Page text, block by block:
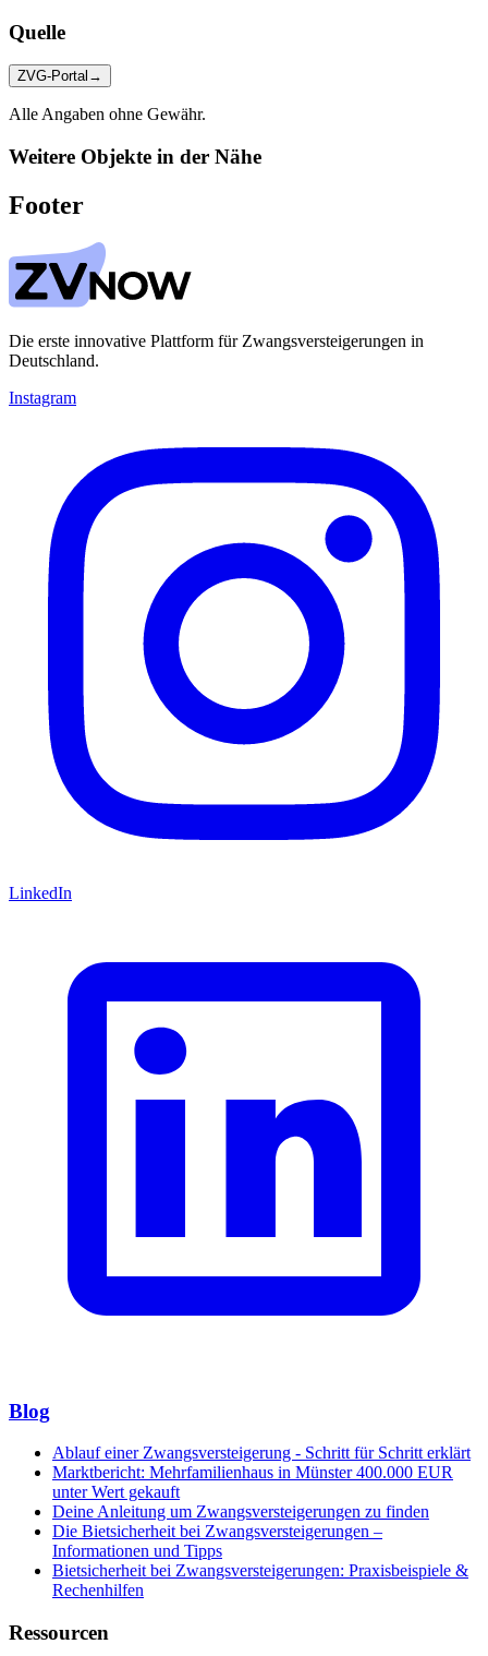
Quelle
ZVG-Portal →
Alle Angaben ohne Gewähr.
Weitere Objekte in der Nähe
Footer
Die erste innovative Plattform für Zwangsversteigerungen in
Deutschland.
Instagram
LinkedIn
Blog
Ablauf einer Zwangsversteigerung - Schritt für Schritt erklärt
Marktbericht: Mehrfamilienhaus in Münster 400.000 EUR
unter Wert gekauft
Deine Anleitung um Zwangsversteigerungen zu finden
Die Bietsicherheit bei Zwangsversteigerungen –
Informationen und Tipps
Bietsicherheit bei Zwangsversteigerungen: Praxisbeispiele &
Rechenhilfen
Ressourcen